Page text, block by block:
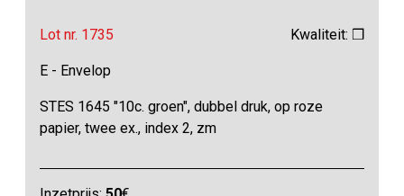
Lot nr. 1735 Kwaliteit: ❒
E - Envelop
STES 1645 "10c. groen", dubbel druk, op roze
papier, twee ex., index 2, zm